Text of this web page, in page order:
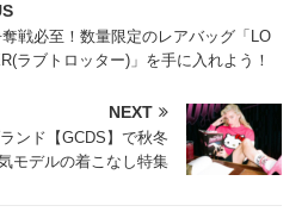
奪戦必至！数量限定のレアバッグ「LO
ラブトロッター)」を手に入れよう！
NEXT
ンド【GCDS】で秋冬
モデルの着こなし特集